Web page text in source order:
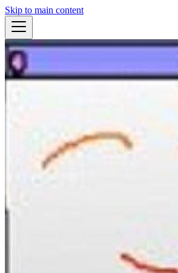
Skip to main content